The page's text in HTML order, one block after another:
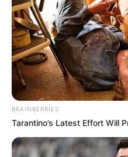
BRAINBERRIES
Tarantino’s Latest Effort Will